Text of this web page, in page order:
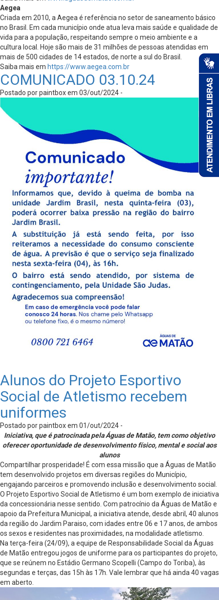
Aegea
Criada em 2010, a Aegea é referência no setor de saneamento básico
no Brasil. Em cada município onde atua leva mais saúde e qualidade de
vida para a população, respeitando sempre o meio ambiente e a
cultura local. Hoje são mais de 31 milhões de pessoas atendidas em
mais de 500 cidades de 14 estados, de norte a sul do Brasil.
Saiba mais em https://www.aegea.com.br
COMUNICADO 03.10.24
Postado por paintbox em 03/out/2024 -
Alunos do Projeto Esportivo
Social de Atletismo recebem
uniformes
Postado por paintbox em 01/out/2024 -
Iniciativa, que é patrocinada pela Águas de Matão, tem como objetivo
oferecer oportunidade de desenvolvimento físico, mental e social aos
alunos
Compartilhar prosperidade! É com essa missão que a Águas de Matão
tem desenvolvido projetos em diversas regiões do Município,
engajando parceiros e promovendo inclusão e desenvolvimento social.
O Projeto Esportivo Social de Atletismo é um bom exemplo de iniciativa
da concessionária nesse sentido. Com patrocínio da Águas de Matão e
apoio da Prefeitura Municipal, a iniciativa atende, desde abril, 40 alunos
da região do Jardim Paraiso, com idades entre 06 e 17 anos, de ambos
os sexos e residentes nas proximidades, na modalidade atletismo.
Na terça-feira (24/09), a equipe de Responsabilidade Social da Águas
de Matão entregou jogos de uniforme para os participantes do projeto,
que se reúnem no Estádio Germano Scopelli (Campo do Toriba), às
segundas e terças, das 15h às 17h. Vale lembrar que há ainda 40 vagas
em aberto.